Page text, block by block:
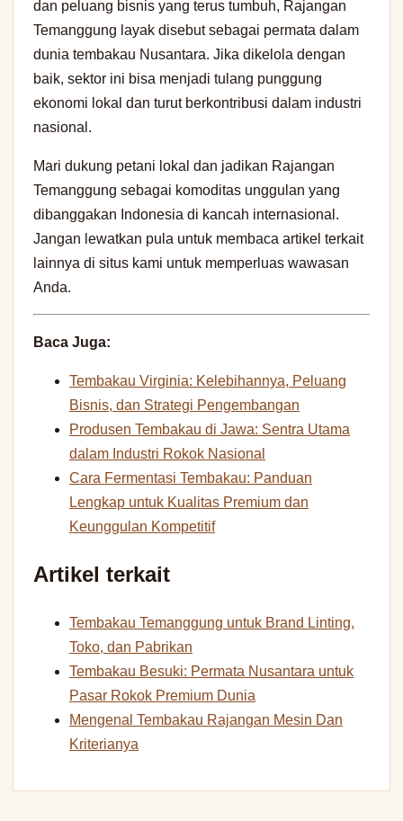
dan peluang bisnis yang terus tumbuh, Rajangan
Temanggung layak disebut sebagai permata dalam
dunia tembakau Nusantara. Jika dikelola dengan
baik, sektor ini bisa menjadi tulang punggung
ekonomi lokal dan turut berkontribusi dalam industri
nasional.
Mari dukung petani lokal dan jadikan Rajangan
Temanggung sebagai komoditas unggulan yang
dibanggakan Indonesia di kancah internasional.
Jangan lewatkan pula untuk membaca artikel terkait
lainnya di situs kami untuk memperluas wawasan
Anda.
Baca Juga:
Tembakau Virginia: Kelebihannya, Peluang
Bisnis, dan Strategi Pengembangan
Produsen Tembakau di Jawa: Sentra Utama
dalam Industri Rokok Nasional
Cara Fermentasi Tembakau: Panduan
Lengkap untuk Kualitas Premium dan
Keunggulan Kompetitif
Artikel terkait
Tembakau Temanggung untuk Brand Linting,
Toko, dan Pabrikan
Tembakau Besuki: Permata Nusantara untuk
Pasar Rokok Premium Dunia
Mengenal Tembakau Rajangan Mesin Dan
Kriterianya